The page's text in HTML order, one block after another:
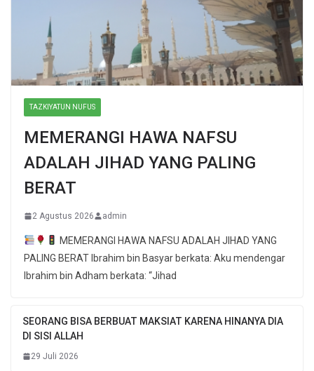
TAZKIYATUN NUFUS
MEMERANGI HAWA NAFSU
ADALAH JIHAD YANG PALING
BERAT
2 Agustus 2026 admin
MEMERANGI HAWA NAFSU ADALAH JIHAD YANG
PALING BERAT Ibrahim bin Basyar berkata: Aku mendengar
Ibrahim bin Adham berkata: “Jihad
SEORANG BISA BERBUAT MAKSIAT KARENA HINANYA DIA
DI SISI ALLAH
29 Juli 2026